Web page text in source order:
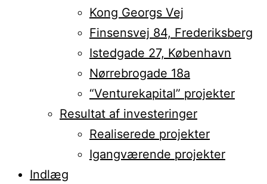
Kong Georgs Vej
Finsensvej 84, Frederiksberg
Istedgade 27, København
Nørrebrogade 18a
“Venturekapital” projekter
Resultat af investeringer
Realiserede projekter
Igangværende projekter
Indlæg